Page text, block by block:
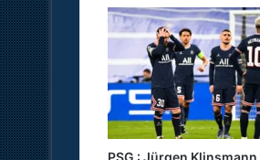
PSG : Jürgen